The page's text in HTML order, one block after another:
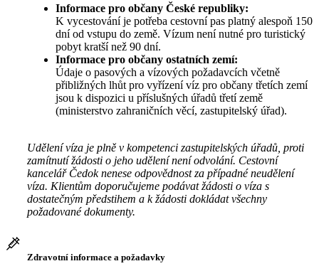
Informace pro občany České republiky:
K vycestování je potřeba cestovní pas platný alespoň 150
dní od vstupu do země. Vízum není nutné pro turistický
pobyt kratší než 90 dní.
Informace pro občany ostatních zemí:
Údaje o pasových a vízových požadavcích včetně
přibližných lhůt pro vyřízení víz pro občany třetích zemí
jsou k dispozici u příslušných úřadů třetí země
(ministerstvo zahraničních věcí, zastupitelský úřad).
Udělení víza je plně v kompetenci zastupitelských úřadů, proti
zamítnutí žádosti o jeho udělení není odvolání. Cestovní
kancelář Čedok nenese odpovědnost za případné neudělení
víza. Klientům doporučujeme podávat žádosti o víza s
dostatečným předstihem a k žádosti dokládat všechny
požadované dokumenty.
Zdravotní informace a požadavky